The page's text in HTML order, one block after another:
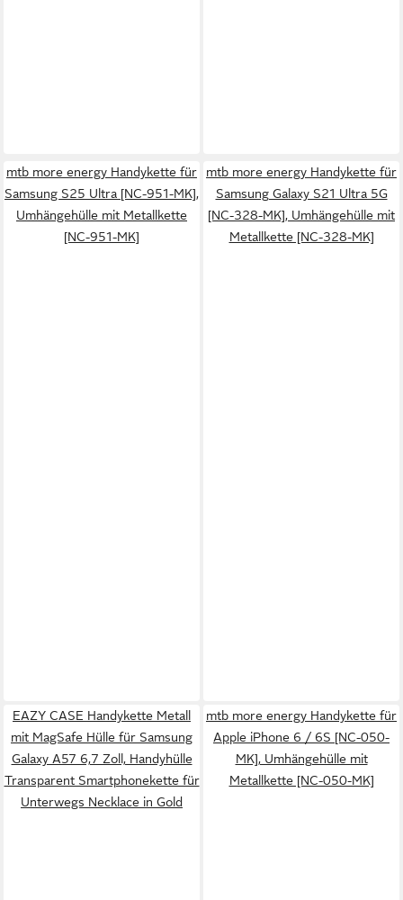
mtb more energy Handykette für
Samsung S25 Ultra [NC-951-MK],
Umhängehülle mit Metallkette
[NC-951-MK]
mtb more energy Handykette für
Samsung Galaxy S21 Ultra 5G
[NC-328-MK], Umhängehülle mit
Metallkette [NC-328-MK]
EAZY CASE Handykette Metall
mit MagSafe Hülle für Samsung
Galaxy A57 6,7 Zoll, Handyhülle
Transparent Smartphonekette für
Unterwegs Necklace in Gold
mtb more energy Handykette für
Apple iPhone 6 / 6S [NC-050-
MK], Umhängehülle mit
Metallkette [NC-050-MK]